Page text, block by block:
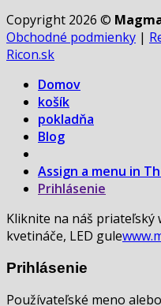
Copyright 2026 ©
Obchodné podmienky |
Ricon.sk
Domov
košík
pokladňa
Blog
Assign a menu in
Prihlásenie
Kliknite na náš priateľský
kvetináče, LED gule
Prihlásenie
Používateľské meno